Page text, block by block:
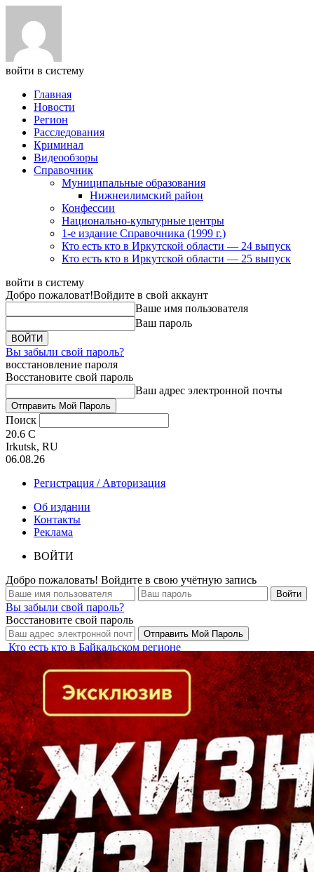
войти в систему
Главная
Новости
Регион
Расследования
Криминал
Видеообзоры
Справочник
Муниципальные образования
Нижнеилимский район
Конфессии
Национально-культурные центры
1-е издание Справочника (1999 г.)
Кто есть кто в Иркутской области — 24 выпуск
Кто есть кто в Иркутской области — 25 выпуск
войти в систему
Добро пожаловат!Войдите в свой аккаунт
Ваше имя пользователя
Ваш пароль
Вы забыли свой пароль?
восстановление пароля
Восстановите свой пароль
Ваш адрес электронной почты
Поиск
20.6 C
Irkutsk, RU
06.08.26
Регистрация / Авторизация
Об издании
Контакты
Реклама
ВОЙТИ
Добро пожаловать! Войдите в свою учётную запись
Вы забыли свой пароль?
Восстановите свой пароль
Кто есть кто в Байкальском регионе